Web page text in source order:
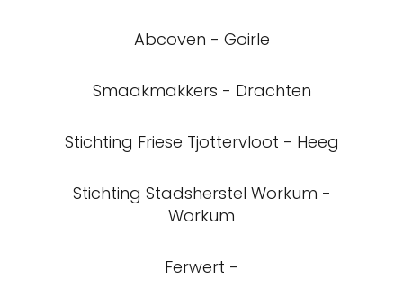
Abcoven - Goirle
Smaakmakkers - Drachten
Stichting Friese Tjottervloot - Heeg
Stichting Stadsherstel Workum -
Workum
Ferwert -